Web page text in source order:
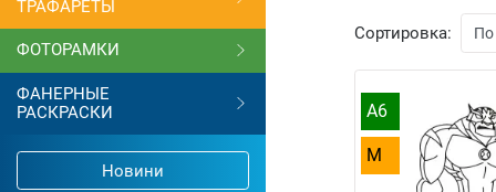
ТРАФАРЕТЫ
ФОТОРАМКИ
ФАНЕРНЫЕ
РАСКРАСКИ
Новини
Сортировка:
A6
M